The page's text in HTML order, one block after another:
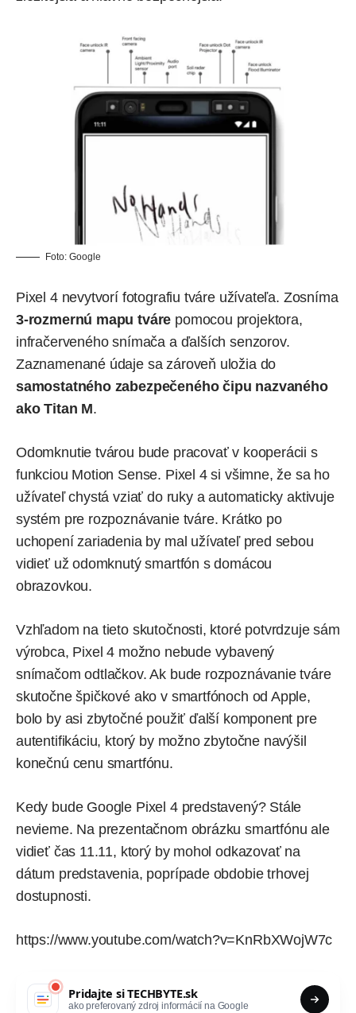
Foto: Google
Pixel 4 nevytvorí fotografiu tváre užívateľa. Zosníma
3-rozmernú mapu tváre pomocou projektora,
infračerveného snímača a ďalších senzorov.
Zaznamenané údaje sa zároveň uložia do
samostatného zabezpečeného čipu nazvaného
ako Titan M.
Odomknutie tvárou bude pracovať v kooperácii s
funkciou Motion Sense. Pixel 4 si všimne, že sa ho
užívateľ chystá vziať do ruky a automaticky aktivuje
systém pre rozpoznávanie tváre. Krátko po
uchopení zariadenia by mal užívateľ pred sebou
vidieť už odomknutý smartfón s domácou
obrazovkou.
Vzhľadom na tieto skutočnosti, ktoré potvrdzuje sám
výrobca, Pixel 4 možno nebude vybavený
snímačom odtlačkov. Ak bude rozpoznávanie tváre
skutočne špičkové ako v smartfónoch od Apple,
bolo by asi zbytočné použiť ďalší komponent pre
autentifikáciu, ktorý by možno zbytočne navýšil
konečnú cenu smartfónu.
Kedy bude Google Pixel 4 predstavený? Stále
nevieme. Na prezentačnom obrázku smartfónu ale
vidieť čas 11.11, ktorý by mohol odkazovať na
dátum predstavenia, poprípade obdobie trhovej
dostupnosti.
https://www.youtube.com/watch?v=KnRbXWojW7c
Pridajte siTECHBYTE.sk
ako preferovaný zdroj informácií na Google